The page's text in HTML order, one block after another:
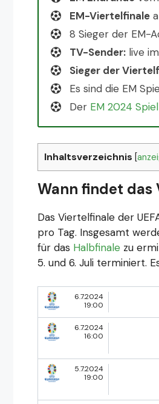
EM-Viertelfinale
8 Sieger der EM-
TV-Sender: live
Sieger der
Es sind die EM
Der EM 2024
Inhaltsverzeichnis [
Wann findet
Das Viertelfinale der
pro Tag. Insgesamt
für das Halbfinale zu
5. und 6. Juli terminiert.
6.7.2024
19:00
6.7.2024
16:00
5.7.2024
19:00